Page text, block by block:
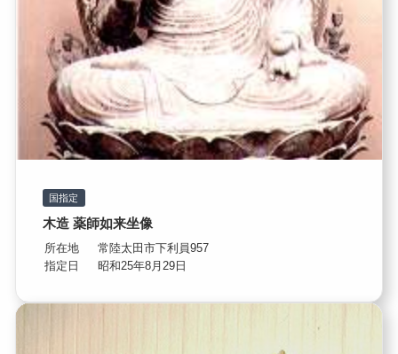
国指定
木造 薬師如来坐像
所在地
常陸太田市下利員957
指定日
昭和25年8月29日